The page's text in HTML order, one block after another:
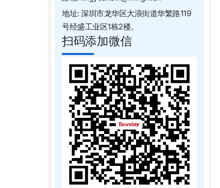
地址: 深圳市龙华区大浪街道华繁路119
号经盛工业区1栋2楼。
扫码添加微信